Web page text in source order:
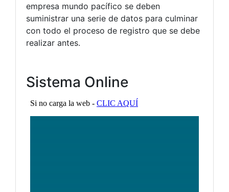
empresa mundo pacífico se deben
suministrar una serie de datos para culminar
con todo el proceso de registro que se debe
realizar antes.
Sistema Online